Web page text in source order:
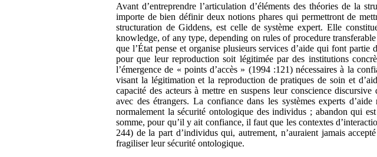
Avant d’entreprendre l’articulation d’éléments des théories de la
importe de bien définir deux notions phares qui permettront de
structuration de Giddens, est celle de système expert. Elle
knowledge, of any type, depending on rules of procedure
que l’État pense et organise plusieurs services d’aide qui font
pour que leur reproduction soit légitimée par des institutions
l’émergence de « points d’accès » (1994 :121) nécessaires à la
visant la légitimation et la reproduction de pratiques de soin et
capacité des acteurs à mettre en suspens leur conscience
avec des étrangers. La confiance dans les systèmes experts
normalement la sécurité ontologique des individus ; abandon qui
somme, pour qu’il y ait confiance, il faut que les contextes
244) de la part d’individus qui, autrement, n’auraient jamais
fragiliser leur sécurité ontologique.